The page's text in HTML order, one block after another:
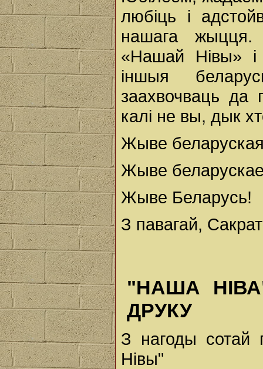
любіць і
нашага жыцця.
«Нашай Нівы» і
іншыя
заахвочваць да
калі не вы, дык
Жыве
Жыве
Жыве Беларусь!
З павагай,
"НАША
ДРУКУ
З нагоды сотай
Нівы"